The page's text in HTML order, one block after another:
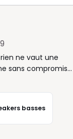
ne vaut une
sans compromis
s’adaptent à
journée en ville
étudiées et des
dès les
paire en cuir
basses